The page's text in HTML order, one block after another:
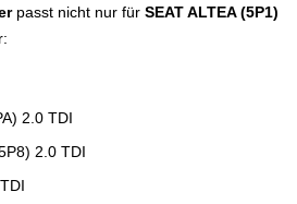
passt nicht nur für SEAT ALTEA (5P1)
2.0 TDI
2.0 TDI